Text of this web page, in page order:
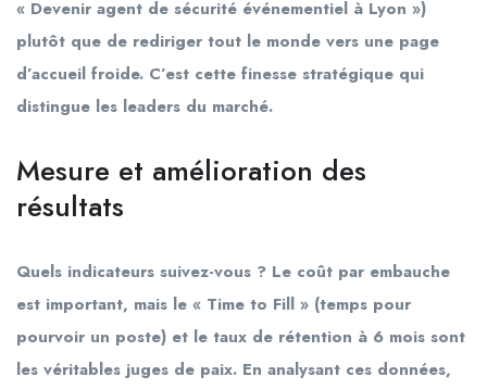
« Devenir agent de sécurité événementiel à Lyon »)
plutôt que de rediriger tout le monde vers une page
d’accueil froide. C’est cette finesse stratégique qui
distingue les leaders du marché.
Mesure et amélioration des
résultats
Quels indicateurs suivez-vous ? Le coût par embauche
est important, mais le « Time to Fill » (temps pour
pourvoir un poste) et le taux de rétention à 6 mois sont
les véritables juges de paix. En analysant ces données,